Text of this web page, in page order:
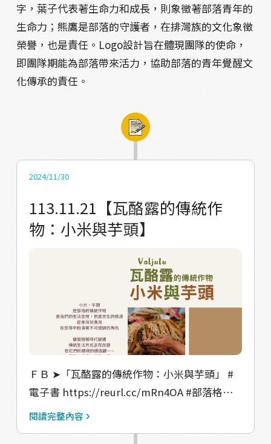
字，葉子代表著生命力和成長，則象徵著部落青年的
生命力；熊鷹是部落的守護者，在排灣族的文化象徵
榮譽，也是責任。Logo設計旨在體現團隊的使命，
即團隊期能為部落帶來活力，協助部落的青年覺醒文
化傳承的責任。
2024/11/30
113.11.21【瓦酪露的傳統作
物：小米與芋頭】
ＦＢ ➤「瓦酪露的傳統作物：小米與芋頭」 #
電子書 https://reurl.cc/mRn4OA #部落格專
欄 https://vocus.cc/salon/valjuluvitality #食
閱讀完整內容